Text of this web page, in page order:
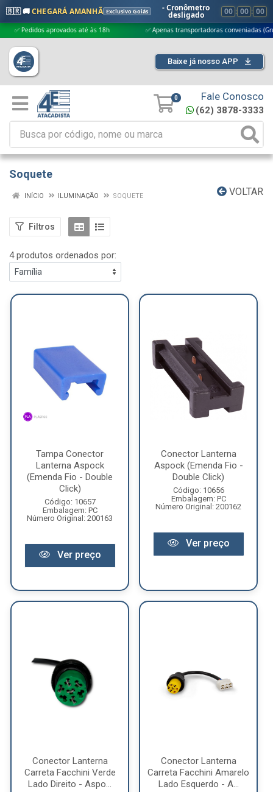
🇧🇷 🚚CHEGARÁ AMANHÃ Exclusivo Goiás - Cronômetro
desligado 00 : 00 : 00
Pedidos aprovados até às 18h ✅ Apenas transportadoras conveniadas (Grupo
Baixe já nosso APP
0 Fale Conosco
(62) 3878-3333
Soquete
VOLTAR
INÍCIO ILUMINAÇÃO SOQUETE
Filtros
4 produtos ordenados por:
Tampa Conector
Lanterna Aspock
(Emenda Fio - Double
Click)
Código: 10657
Embalagem: PC
Número Original: 200163
Ver preço
Conector Lanterna
Aspock (Emenda Fio -
Double Click)
Código: 10656
Embalagem: PC
Número Original: 200162
Ver preço
Conector Lanterna
Carreta Facchini Verde
Lado Direito - Aspo...
Conector Lanterna
Carreta Facchini Amarelo
Lado Esquerdo - A...